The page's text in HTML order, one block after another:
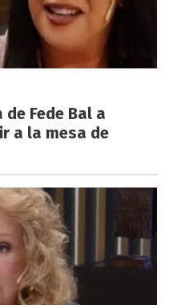
Fede Bal a
a la mesa de